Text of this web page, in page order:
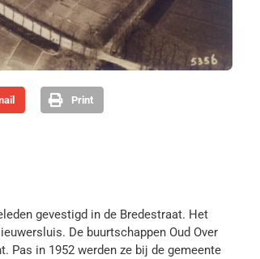
Print
gevestigd in de Bredestraat. Het
De buurtschappen Oud Over
Pas in 1952 werden ze bij de gemeente